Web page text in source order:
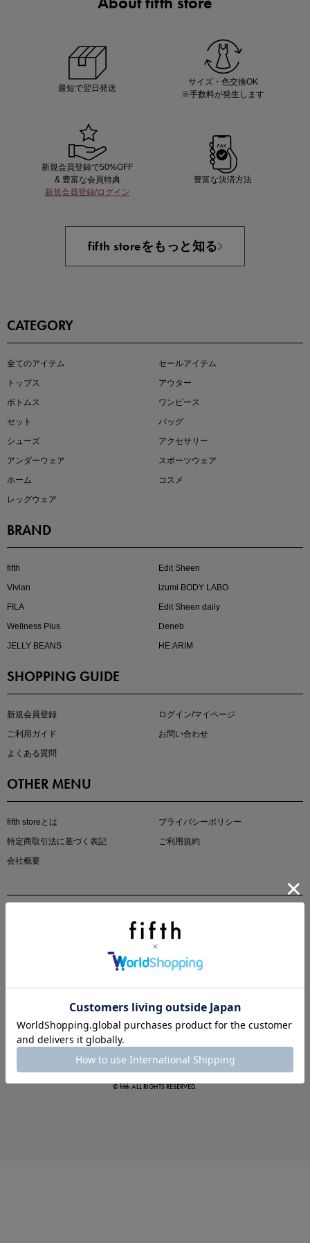
即戦力アイテム続々対象
大人の着映えアイテム5選
マストバイアイテム
この夏の主役確定！
最短で翌日発送
サイズ・色交換OK
※手数料が発生します
新規会員登録で50%OFF
& 豊富な会員特典
新規会員登録/ログイン
豊富な決済方法
fifth storeをもっと知る
CATEGORY
全てのアイテム
セールアイテム
トップス
アウター
ボトムス
ワンピース
セット
バッグ
シューズ
アクセサリー
アンダーウェア
スポーツウェア
ホーム
コスメ
レッグウェア
BRAND
fifth
Edit Sheen
Vivian
izumi BODY LABO
FILA
Edit Sheen daily
Wellness Plus
Deneb
JELLY BEANS
HE:ARIM
SHOPPING GUIDE
新規会員登録
ログイン/マイページ
ご利用ガイド
お問い合わせ
よくある質問
OTHER MENU
fifth storeとは
プライバシーポリシー
特定商取引法に基づく表記
ご利用規約
会社概要
© fifth ALL RIGHTS RESERVED.